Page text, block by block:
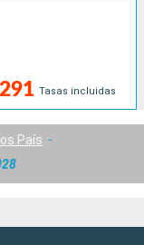
Tasas incluidas
País